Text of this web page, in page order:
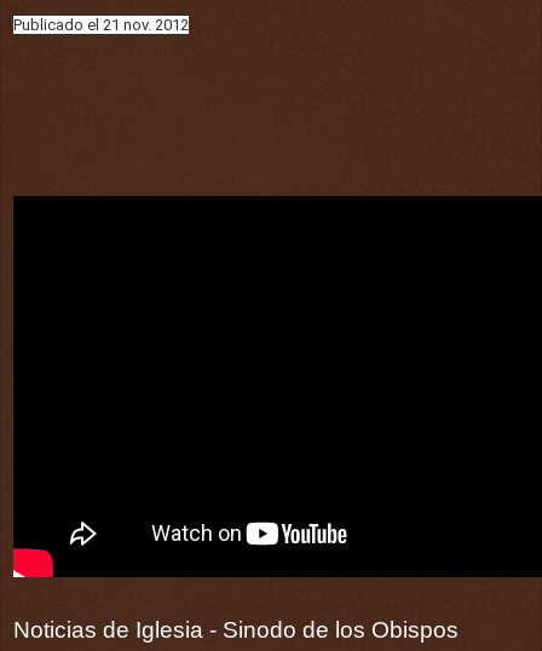
Publicado el 21 nov. 2012
Noticias de Iglesia - Sinodo de los Obispos